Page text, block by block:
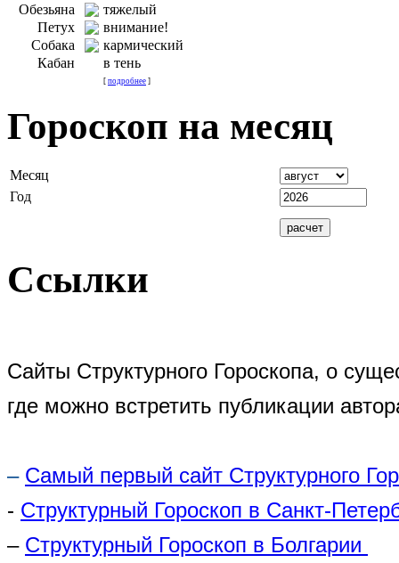
Обезьяна
тяжелый
Петух
внимание!
Собака
кармический
Кабан
в тень
[ подробнее ]
Гороскоп на месяц
Месяц
Год
Ссылки
Сайты Структурного Гороскопа, о
где можно встретить публикации
– Самый первый сайт Структурного
- Структурный Гороскоп в Санкт-
– Структурный Гороскоп в Болгарии